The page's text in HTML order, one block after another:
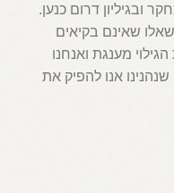
ובגיליון דרום כנען.
שאינם בקיאים
מענגת ואנחנו
אנו להפיק את